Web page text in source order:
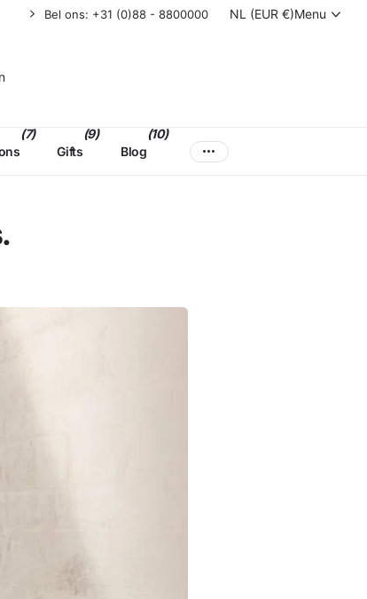
Bel ons: +31 (0)88 - 8800000 NL (EUR €)Menu
(7)
Gifts
(9)
Blog
(10)